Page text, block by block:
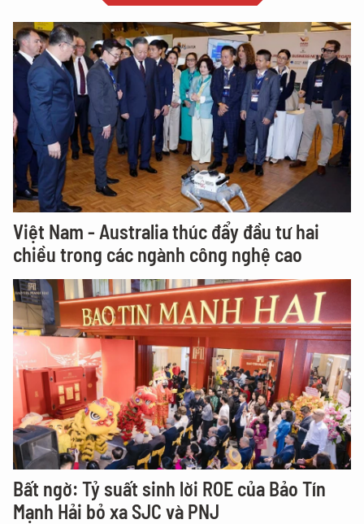
Việt Nam - Australia thúc đẩy đầu tư hai
chiều trong các ngành công nghệ cao
Bất ngờ: Tỷ suất sinh lời ROE của Bảo Tín
Mạnh Hải bỏ xa SJC và PNJ